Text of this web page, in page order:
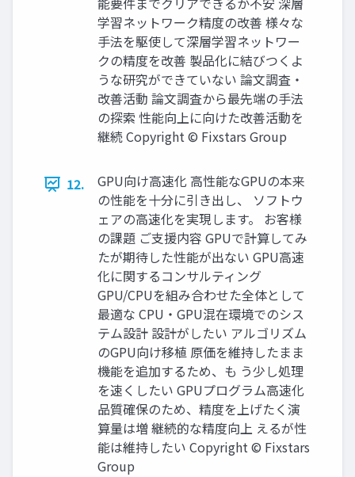
学習ネットワーク精度の改善 様々な
手法を駆使して深層学習ネットワー
クの精度を改善 製品化に結びつくよ
うな研究ができていない 論文調査・
改善活動 論文調査から最先端の手法
の探索 性能向上に向けた改善活動を
継続 Copyright © Fixstars Group
12.
GPU向け高速化 高性能なGPUの本来
の性能を十分に引き出し、 ソフトウ
ェアの高速化を実現します。 お客様
の課題 ご支援内容 GPUで計算してみ
たが期待した性能が出ない GPU高速
化に関するコンサルティング
GPU/CPUを組み合わせた全体として
最適な CPU・GPU混在環境でのシス
テム設計 設計がしたい アルゴリズム
のGPU向け移植 原価を維持したまま
機能を追加するため、も う少し処理
を速くしたい GPUプログラム高速化
品質確保のため、精度を上げたく演
算量は増 継続的な精度向上 えるが性
能は維持したい Copyright © Fixstars
Group